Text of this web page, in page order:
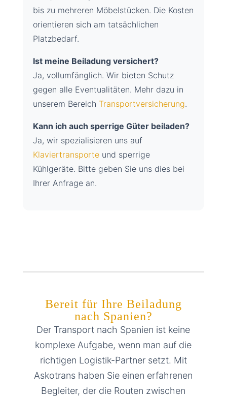
bis zu mehreren Möbelstücken. Die Kosten
orientieren sich am tatsächlichen
Platzbedarf.
Ist meine Beiladung versichert?
Ja, vollumfänglich. Wir bieten Schutz
gegen alle Eventualitäten. Mehr dazu in
unserem Bereich Transportversicherung.
Kann ich auch sperrige Güter beiladen?
Ja, wir spezialisieren uns auf
Klaviertransporteund sperrige
Kühlgeräte. Bitte geben Sie uns dies bei
Ihrer Anfrage an.
Bereit für Ihre Beiladung
nach Spanien?
Der Transport nach Spanien ist keine
komplexe Aufgabe, wenn man auf die
richtigen Logistik-Partner setzt. Mit
Askotrans haben Sie einen erfahrenen
Begleiter, der die Routen zwischen